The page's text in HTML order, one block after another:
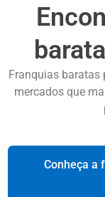
Franquias baratas
mercados que
Conheça a